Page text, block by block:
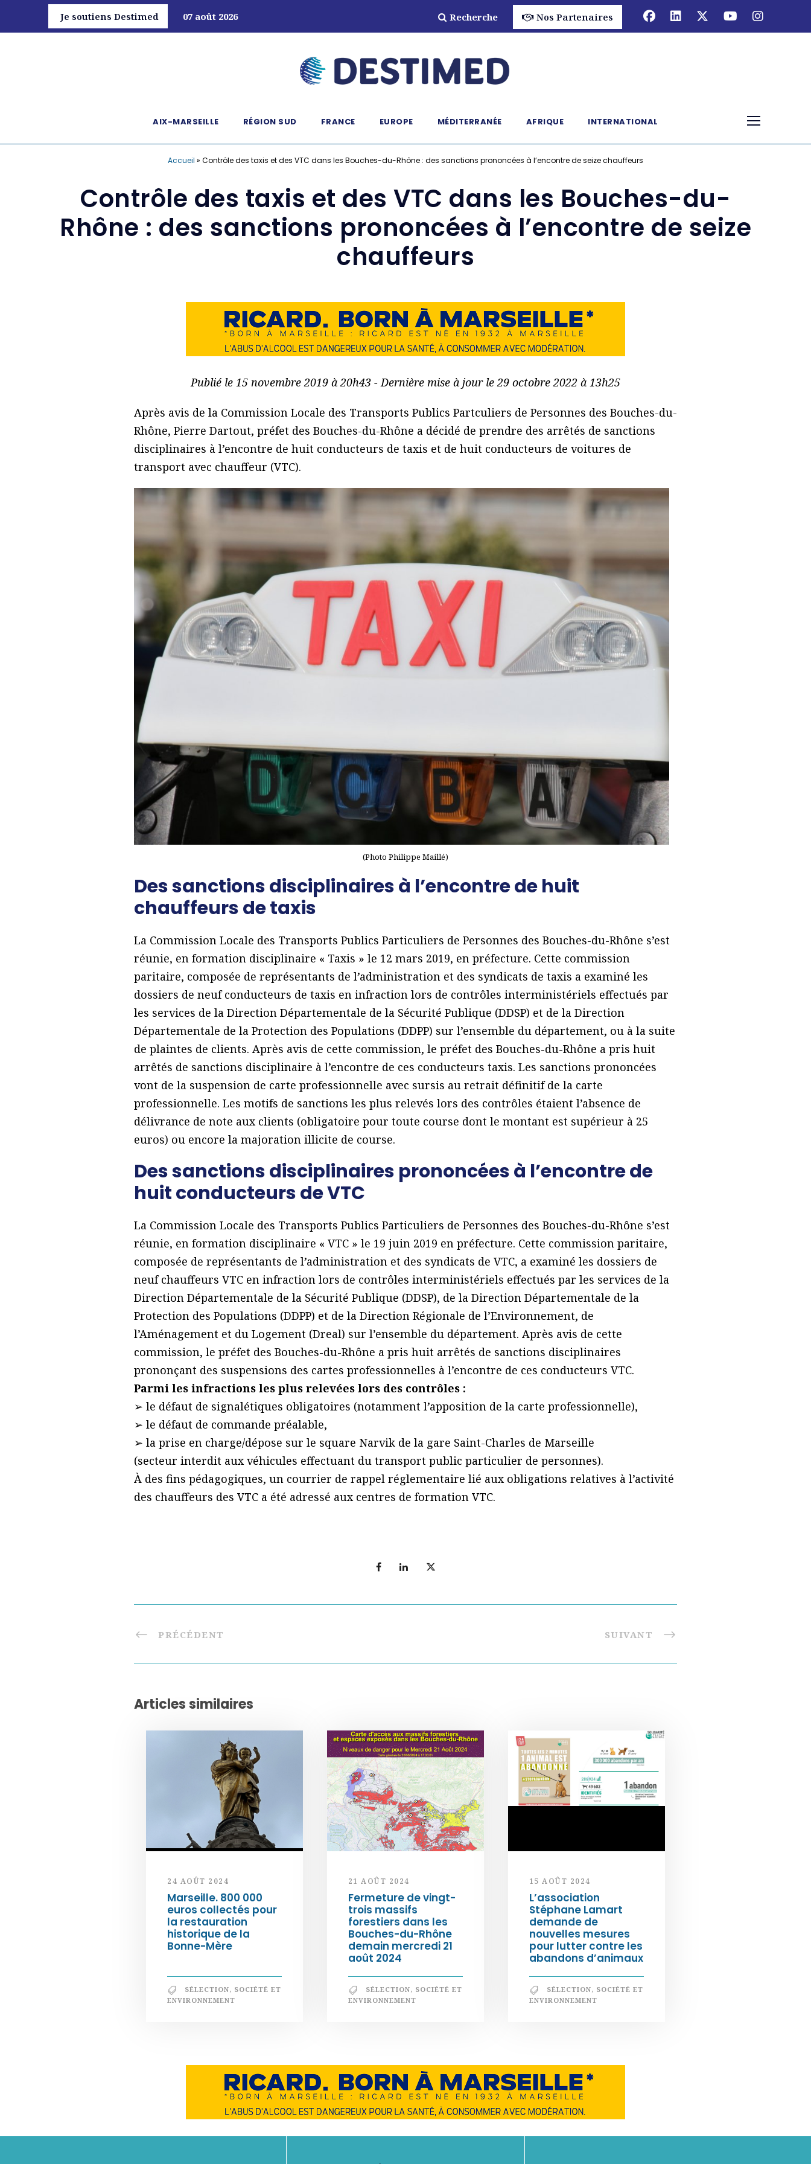
Je soutiens Destimed 07 août 2026 Recherche Nos Partenaires
AIX-MARSEILLE RÉGION SUD FRANCE EUROPE MÉDITERRANÉE AFRIQUE INTERNATIONAL
Accueil » Contrôle des taxis et des VTC dans les Bouches-du-Rhône : des sanctions prononcées à l’encontre de seize chauffeurs
Contrôle des taxis et des VTC dans les Bouches-du-
Rhône : des sanctions prononcées à l’encontre de seize
chauffeurs
Publié le 15 novembre 2019 à 20h43 - Dernière mise à jour le 29 octobre 2022 à 13h25
Après avis de la Commission Locale des Transports Publics Partculiers de Personnes des Bouches-du-
Rhône, Pierre Dartout, préfet des Bouches-du-Rhône a décidé de prendre des arrêtés de sanctions
disciplinaires à l’encontre de huit conducteurs de taxis et de huit conducteurs de voitures de
transport avec chauffeur (VTC).
(Photo Philippe Maillé)
Des sanctions disciplinaires à l’encontre de huit
chauffeurs de taxis
La Commission Locale des Transports Publics Particuliers de Personnes des Bouches-du-Rhône s’est
réunie, en formation disciplinaire « Taxis » le 12 mars 2019, en préfecture. Cette commission
paritaire, composée de représentants de l’administration et des syndicats de taxis a examiné les
dossiers de neuf conducteurs de taxis en infraction lors de contrôles interministériels effectués par
les services de la Direction Départementale de la Sécurité Publique (DDSP) et de la Direction
Départementale de la Protection des Populations (DDPP) sur l’ensemble du département, ou à la suite
de plaintes de clients. Après avis de cette commission, le préfet des Bouches-du-Rhône a pris huit
arrêtés de sanctions disciplinaire à l’encontre de ces conducteurs taxis. Les sanctions prononcées
vont de la suspension de carte professionnelle avec sursis au retrait définitif de la carte
professionnelle. Les motifs de sanctions les plus relevés lors des contrôles étaient l’absence de
délivrance de note aux clients (obligatoire pour toute course dont le montant est supérieur à 25
euros) ou encore la majoration illicite de course.
Des sanctions disciplinaires prononcées à l’encontre de
huit conducteurs de VTC
La Commission Locale des Transports Publics Particuliers de Personnes des Bouches-du-Rhône s’est
réunie, en formation disciplinaire « VTC » le 19 juin 2019 en préfecture. Cette commission paritaire,
composée de représentants de l’administration et des syndicats de VTC, a examiné les dossiers de
neuf chauffeurs VTC en infraction lors de contrôles interministériels effectués par les services de la
Direction Départementale de la Sécurité Publique (DDSP), de la Direction Départementale de la
Protection des Populations (DDPP) et de la Direction Régionale de l’Environnement, de
l’Aménagement et du Logement (Dreal) sur l’ensemble du département. Après avis de cette
commission, le préfet des Bouches-du-Rhône a pris huit arrêtés de sanctions disciplinaires
prononçant des suspensions des cartes professionnelles à l’encontre de ces conducteurs VTC.
Parmi les infractions les plus relevées lors des contrôles :
➢ le défaut de signalétiques obligatoires (notamment l’apposition de la carte professionnelle),
➢ le défaut de commande préalable,
➢ la prise en charge/dépose sur le square Narvik de la gare Saint-Charles de Marseille
(secteur interdit aux véhicules effectuant du transport public particulier de personnes).
À des fins pédagogiques, un courrier de rappel réglementaire lié aux obligations relatives à l’activité
des chauffeurs des VTC a été adressé aux centres de formation VTC.
PRÉCÉDENT SUIVANT
Articles similaires
24 AOÛT 2024
Marseille. 800 000
euros collectés pour
la restauration
historique de la
Bonne-Mère
SÉLECTION, SOCIÉTÉ ET
ENVIRONNEMENT
21 AOÛT 2024
Fermeture de vingt-
trois massifs
forestiers dans les
Bouches-du-Rhône
demain mercredi 21
août 2024
SÉLECTION, SOCIÉTÉ ET
ENVIRONNEMENT
15 AOÛT 2024
L’association
Stéphane Lamart
demande de
nouvelles mesures
pour lutter contre les
abandons d’animaux
SÉLECTION, SOCIÉTÉ ET
ENVIRONNEMENT
Notre philosophie En savoir +